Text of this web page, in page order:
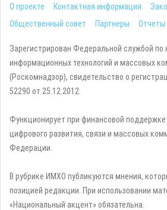
О проекте Контактная информация
Общественный совет
Партнеры Отчеты
Зарегистрирован Федеральной службой по
информационных технологий и массовых
(Роскомнадзор), свидетельство о
52290 от 25.12.2012.
Функционирует при финансовой
цифрового развития, связи и массовых
Федерации.
В рубрике ИМХО публикуются мнения,
позицией редакции. При использовании
«Национальный акцент» обязательна.